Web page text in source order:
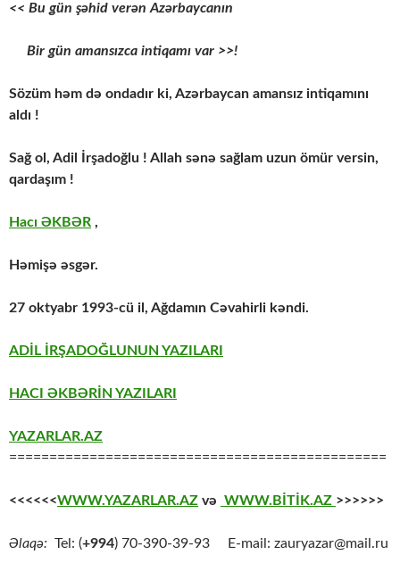
<< Bu gün şəhid verən Azərbaycanın
Bir gün amansızca intiqamı var >>!
Sözüm həm də ondadır ki, Azərbaycan amansız intiqamını
aldı !
Sağ ol, Adil İrşadoğlu ! Allah sənə sağlam uzun ömür versin,
qardaşım !
Hacı ƏKBƏR ,
Həmişə əsgər.
27 oktyabr 1993-cü il, Ağdamın Cəvahirli kəndi.
ADİL İRŞADOĞLUNUN YAZILARI
HACI ƏKBƏRİN YAZILARI
YAZARLAR.AZ
===============================================
<<<<<<WWW.YAZARLAR.AZ və WWW.BİTİK.AZ >>>>>>
Əlaqə: Tel: (+994) 70-390-39-93 E-mail: zauryazar@mail.ru